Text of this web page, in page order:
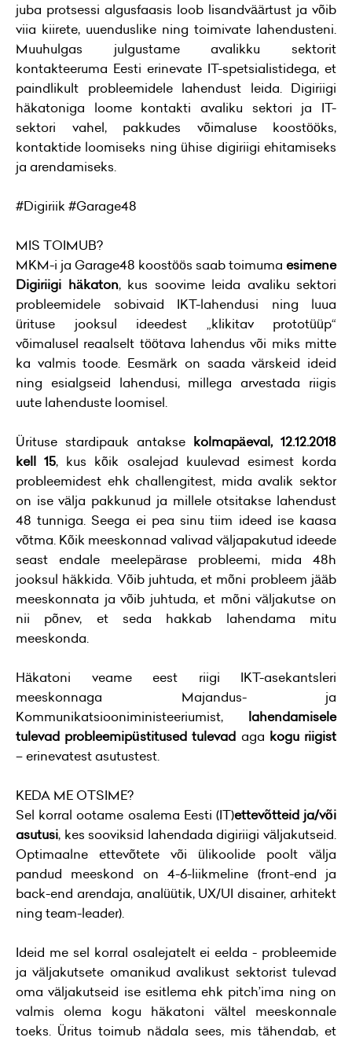
juba protsessi algusfaasis loob lisandväärtust ja võib
viia kiirete, uuenduslike ning toimivate lahendusteni.
Muuhulgas julgustame avalikku sektorit
kontakteeruma Eesti erinevate IT-spetsialistidega, et
paindlikult probleemidele lahendust leida. Digiriigi
häkatoniga loome kontakti avaliku sektori ja IT-
sektori vahel, pakkudes võimaluse koostööks,
kontaktide loomiseks ning ühise digiriigi ehitamiseks
ja arendamiseks.
#Digiriik #Garage48
MIS TOIMUB?
MKM-i ja Garage48 koostöös saab toimuma esimene
Digiriigi häkaton, kus soovime leida avaliku sektori
probleemidele sobivaid IKT-lahendusi ning luua
ürituse jooksul ideedest „klikitav prototüüp“
võimalusel reaalselt töötava lahendus või miks mitte
ka valmis toode. Eesmärk on saada värskeid ideid
ning esialgseid lahendusi, millega arvestada riigis
uute lahenduste loomisel.
Ürituse stardipauk antakse kolmapäeval, 12.12.2018
kell 15, kus kõik osalejad kuulevad esimest korda
probleemidest ehk challengitest, mida avalik sektor
on ise välja pakkunud ja millele otsitakse lahendust
48 tunniga. Seega ei pea sinu tiim ideed ise kaasa
võtma. Kõik meeskonnad valivad väljapakutud ideede
seast endale meelepärase probleemi, mida 48h
jooksul häkkida. Võib juhtuda, et mõni probleem jääb
meeskonnata ja võib juhtuda, et mõni väljakutse on
nii põnev, et seda hakkab lahendama mitu
meeskonda.
Häkatoni veame eest riigi IKT-asekantsleri
meeskonnaga Majandus- ja
Kommunikatsiooniministeeriumist, lahendamisele
tulevad probleemipüstitused tulevad aga kogu riigist
– erinevatest asutustest.
KEDA ME OTSIME?
Sel korral ootame osalema Eesti (IT)ettevõtteid ja/või
asutusi, kes sooviksid lahendada digiriigi väljakutseid.
Optimaalne ettevõtete või ülikoolide poolt välja
pandud meeskond on 4-6-liikmeline (front-end ja
back-end arendaja, analüütik, UX/UI disainer, arhitekt
ning team-leader).
Ideid me sel korral osalejatelt ei eelda - probleemide
ja väljakutsete omanikud avalikust sektorist tulevad
oma väljakutseid ise esitlema ehk pitch’ima ning on
valmis olema kogu häkatoni vältel meeskonnale
toeks. Üritus toimub nädala sees, mis tähendab, et